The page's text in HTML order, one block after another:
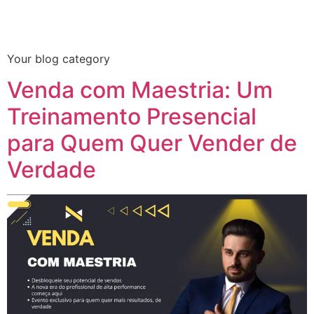
Your blog category
Venda com Maestria: Um
Treinamento Presencial
para Quem Quer Vender de
Verdade